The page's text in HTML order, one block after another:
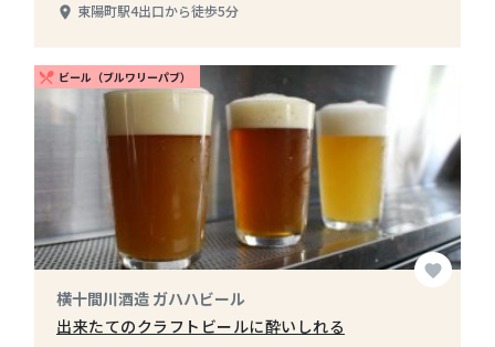
place 東陽町駅4出口から徒歩5分
restaurant_menu ビール（ブルワリーパブ）
favorite
横十間川酒造 ガハハビール
出来たてのクラフトビールに酔いしれる